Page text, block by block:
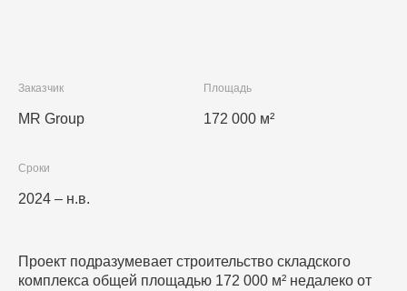
MR Group
Заказчик
172 000 м²
Площадь
2024 – н.в.
Сроки
Проект подразумевает строительство складского
комплекса общей площадью 172 000 м² недалеко от